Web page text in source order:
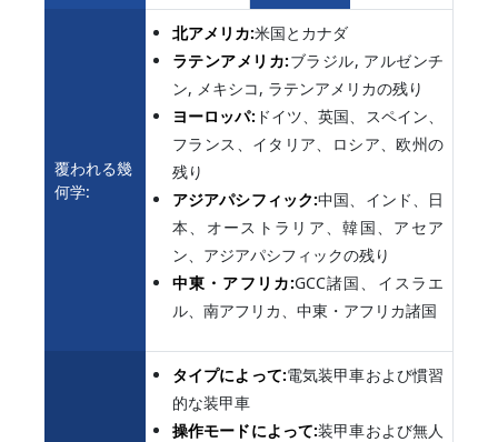
覆われる幾
何学:
北アメリカ:米国とカナダ
ラテンアメリカ:ブラジル, アルゼンチ
ン, メキシコ, ラテンアメリカの残り
ヨーロッパ: ドイツ、英国、スペイン、
フランス、イタリア、ロシア、欧州の
残り
アジアパシフィック:中国、インド、日
本、オーストラリア、韓国、アセア
ン、アジアパシフィックの残り
中東・アフリカ:GCC諸国、イスラエ
ル、南アフリカ、中東・アフリカ諸国
タイプによって:電気装甲車および慣習
的な装甲車
操作モードによって:装甲車および無人